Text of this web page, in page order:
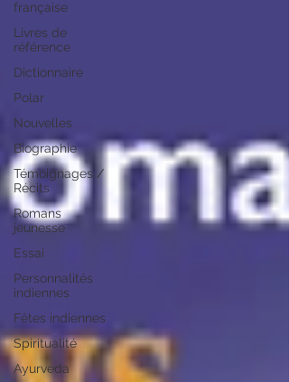
française
Livres de
référence
Dictionnaire
Polar
Nouvelles
Biographie
Témoignages /
Récits
Romans
jeunesse
Essai
Personnalités
indiennes
Fêtes indiennes
Spiritualité
Ayurveda